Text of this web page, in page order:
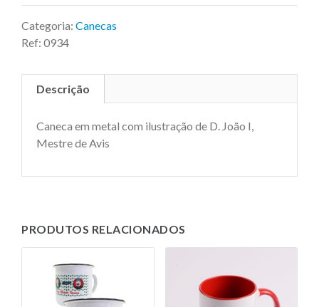
Categoria: Canecas
Ref: 0934
Descrição
Caneca em metal com ilustração de D. João I,
Mestre de Avis
PRODUTOS RELACIONADOS